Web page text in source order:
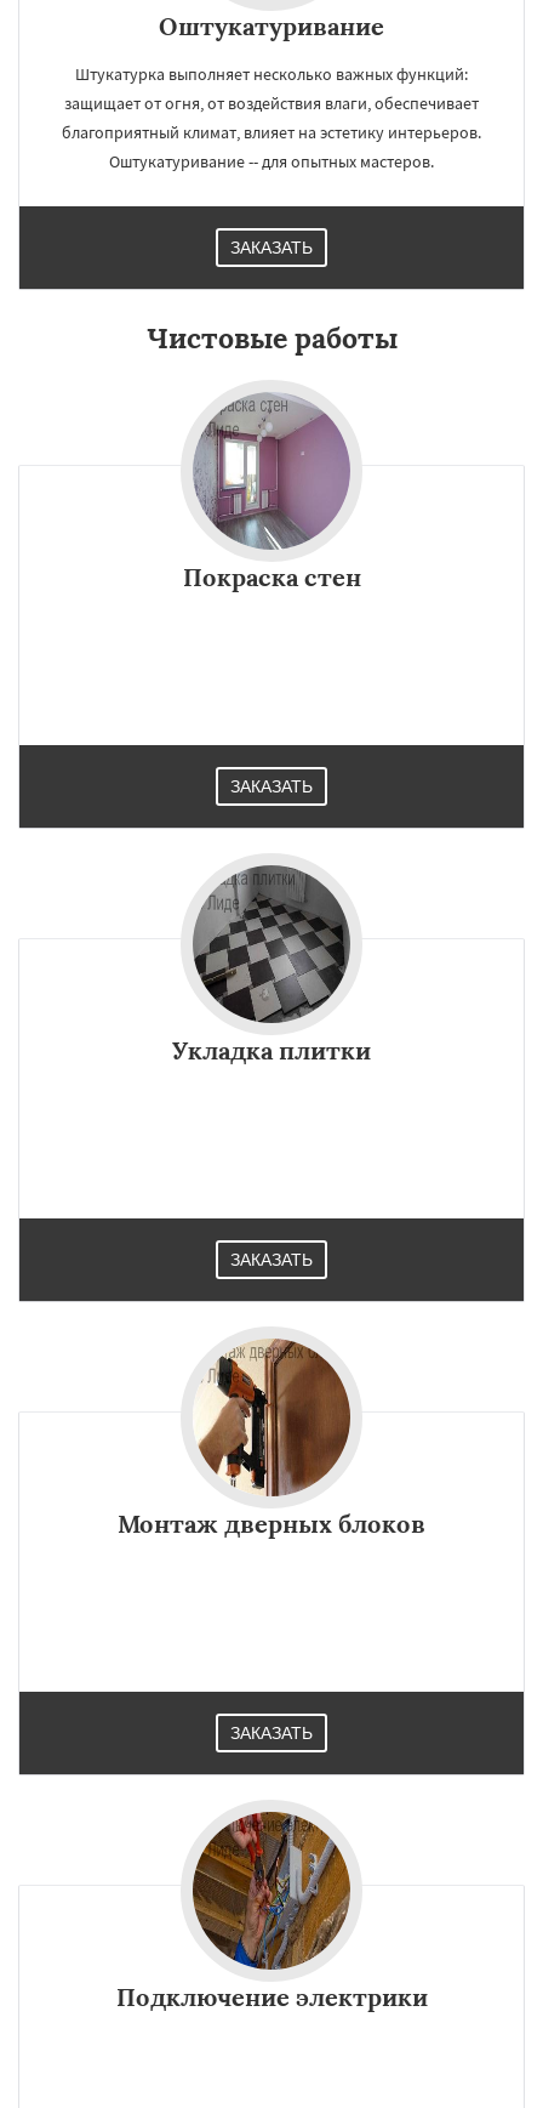
Оштукатуривание
Штукатурка выполняет несколько важных функций:
защищает от огня, от воздействия влаги, обеспечивает
благоприятный климат, влияет на эстетику интерьеров.
Оштукатуривание -- для опытных мастеров.
ЗАКАЗАТЬ
Чистовые работы
Покраска стен
ЗАКАЗАТЬ
Укладка плитки
ЗАКАЗАТЬ
Монтаж дверных блоков
ЗАКАЗАТЬ
Подключение электрики